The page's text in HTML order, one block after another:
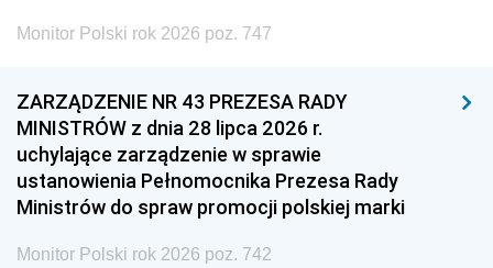
Monitor Polski rok 2026 poz. 747
ZARZĄDZENIE NR 43 PREZESA RADY
MINISTRÓW z dnia 28 lipca 2026 r.
uchylające zarządzenie w sprawie
ustanowienia Pełnomocnika Prezesa Rady
Ministrów do spraw promocji polskiej marki
Monitor Polski rok 2026 poz. 742